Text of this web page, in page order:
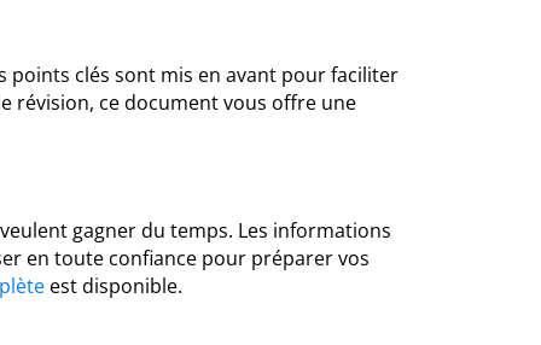
points clés sont mis en avant pour faciliter
révision, ce document vous offre une
gagner du temps. Les informations
en toute confiance pour préparer vos
est disponible.